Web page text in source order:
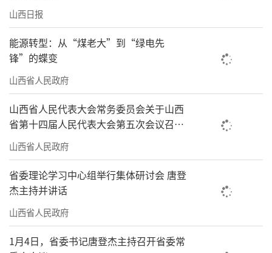
山西日报
能源转型：从“煤老大”到“绿电先
锋”的蝶变
山西省人民政府
山西省人民代表大会常务委员会关于山西
省第十四届人民代表大会第五次会议召开
时间的决定
山西省人民政府
省委理论学习中心组举行集体研讨会 唐登
杰主持并讲话
山西省人民政府
1月4日，省委书记唐登杰主持召开省委常